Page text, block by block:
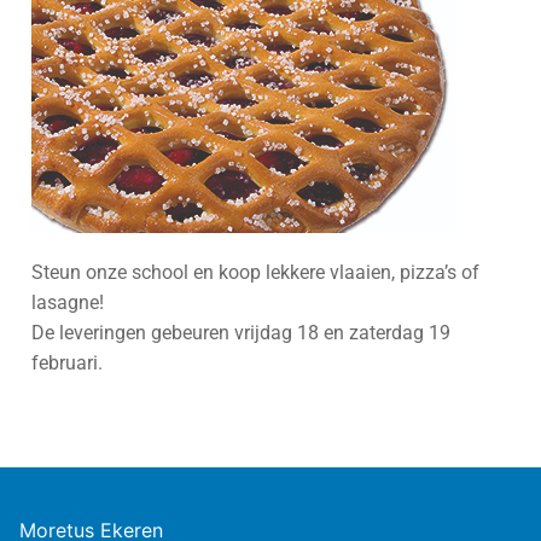
Steun onze school en koop lekkere vlaaien, pizza’s of
lasagne!
De leveringen gebeuren vrijdag 18 en zaterdag 19
februari.
Moretus Ekeren